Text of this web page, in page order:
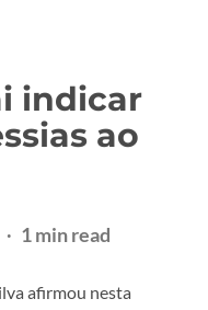
indicar
ao
1 min read
afirmou nesta